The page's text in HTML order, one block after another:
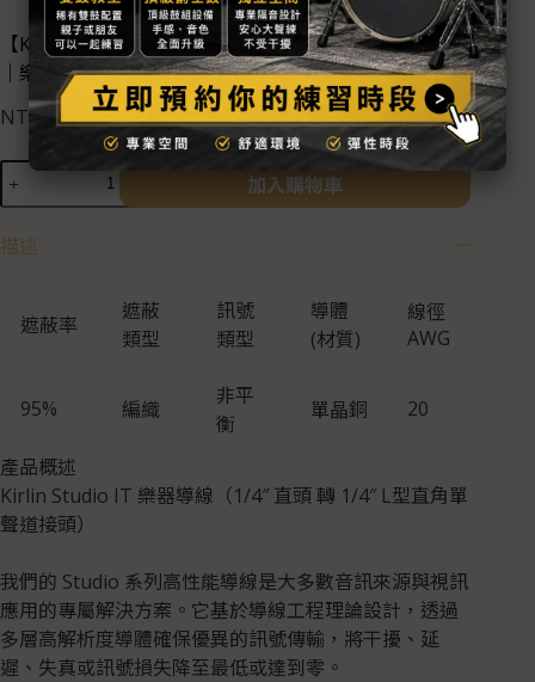
【Kirlin】 IT-201BEG/MA 3M｜ 高階導線｜ 吉他導線
｜樂器導線
NT$2,650
NT$ 2,100
加入購物車
描述
遮蔽率
遮蔽
類型
訊號
類型
導體
(材質)
線徑
AWG
95% 編織
非平
衡
單晶銅 20
產品概述
Kirlin Studio IT 樂器導線（1/4″ 直頭 轉 1/4″ L型直角單
聲道接頭）
我們的 Studio 系列高性能導線是大多數音訊來源與視訊
應用的專屬解決方案。它基於導線工程理論設計，透過
多層高解析度導體確保優異的訊號傳輸，將干擾、延
遲、失真或訊號損失降至最低或達到零。